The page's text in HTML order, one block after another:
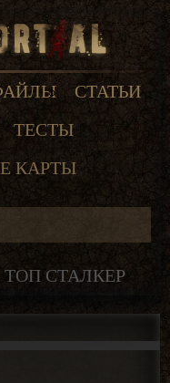
СТАТЬИ
ТЕСТЫ
КАРТЫ
ТОП СТАЛКЕР